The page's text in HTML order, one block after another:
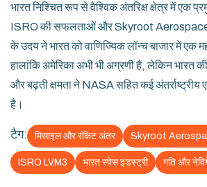
भारत निश्चित रूप से वैश्विक अंतरिक्ष क्षेत्र में एक
ISRO की सफलताओं और Skyroot Aerospace
के उदय ने भारत को वाणिज्यिक लॉन्च बाजार में एक
हालांकि अमेरिका अभी भी अग्रणी है, लेकिन भारत
और बढ़ती क्षमता ने NASA सहित कई अंतर्राष्ट्रीय
है।
टैग: मिसाइल और रॉकेट अंतर Skyroot
ISRO LVM3 भारत स्पेस इंडस्ट्री गति और